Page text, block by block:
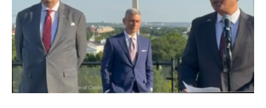
কাণ্ড’
ফের
আলোচনায়